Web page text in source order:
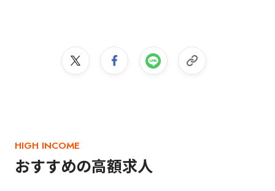
HIGH INCOME
おすすめの高額求人